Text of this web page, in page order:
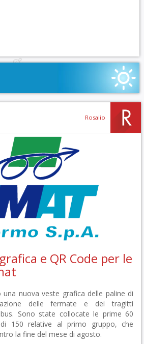
Rosalio
e QR Code per le
una nuova veste grafica delle paline di
delle fermate e dei tragitti
Sono state collocate le prime 60
150 relative al primo gruppo, che
la fine del mese di agosto.